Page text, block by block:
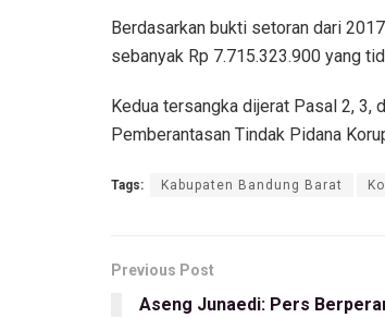
Berdasarkan bukti setoran dari
sebanyak Rp 7.715.323.900 yang
Kedua tersangka dijerat Pasal 2, 3,
Pemberantasan Tindak Pidana
Tags: Kabupaten Bandung Barat
Previous Post
Aseng Junaedi: Pers